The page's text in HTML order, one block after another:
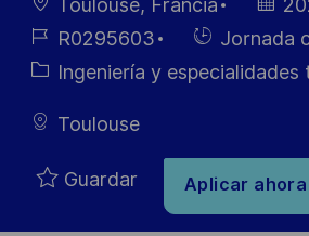
Toulouse, Francia
ID de
empleo
R0295603
Hiring
Type
Jornada
Categoría
Ingeniería y especialidades
Toulouse
Guardar Aplicar ahora